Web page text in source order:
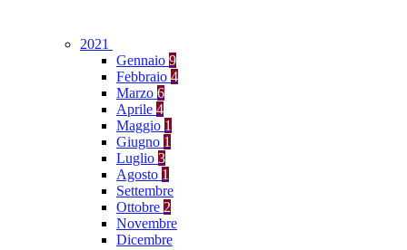
2021
Gennaio 9
Febbraio 4
Marzo 6
Aprile 4
Maggio 1
Giugno 1
Luglio 3
Agosto 1
Settembre
Ottobre 2
Novembre
Dicembre